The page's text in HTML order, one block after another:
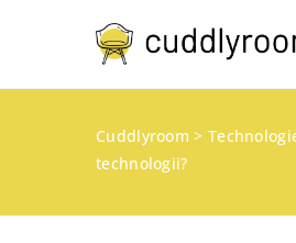
Cuddlyroom >
technologii?